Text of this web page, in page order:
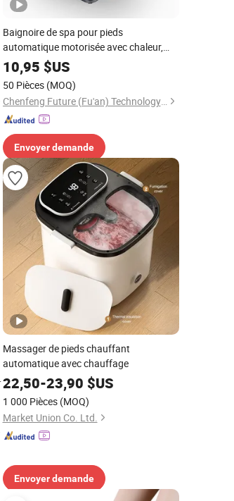
Baignoire de spa pour pieds
automatique motorisée avec chaleur,
whirlpool et détox ionique
10,95 $US
50 Pièces (MOQ)
Chenfeng Future (Fu'an) Technology Co., Ltd.
Envoyer demande
Massager de pieds chauffant
automatique avec chauffage
22,50-23,90 $US
1 000 Pièces (MOQ)
Market Union Co. Ltd.
Envoyer demande